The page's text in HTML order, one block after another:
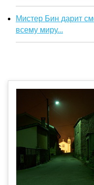
Мистер Бин дарит
всему миру...